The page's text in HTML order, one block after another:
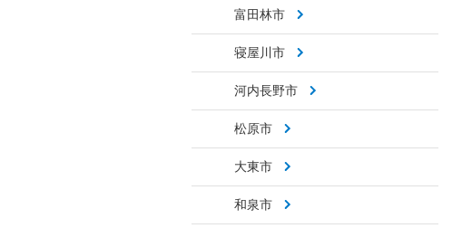
富田林市
寝屋川市
河内長野市
松原市
大東市
和泉市